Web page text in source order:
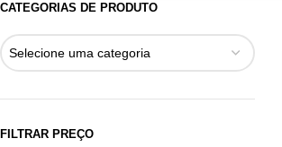
CATEGORIAS DE PRODUTO
Selecione uma categoria
FILTRAR PREÇO